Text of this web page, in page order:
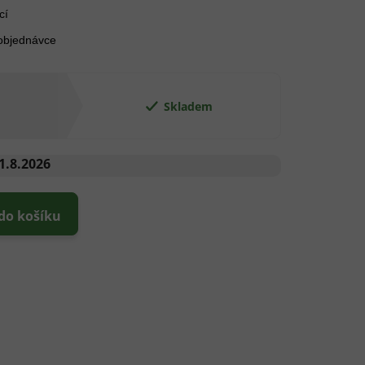
Skladem
košíku